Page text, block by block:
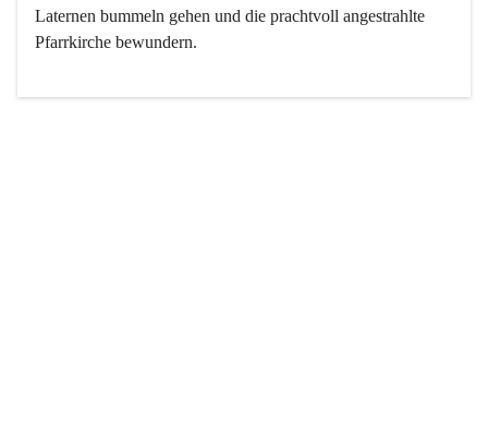
Laternen bummeln gehen und die prachtvoll angestrahlte
Pfarrkirche bewundern.
Der Weinbau dominert heute nicht mehr, ist aber integrativer